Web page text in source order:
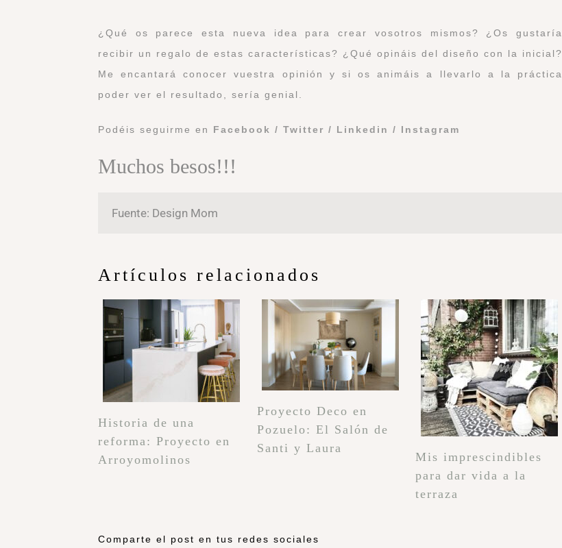
¿Qué os parece esta nueva idea para crear vosotros mismos? ¿Os gustaría
recibir un regalo de estas características? ¿Qué opináis del diseño con la inicial?
Me encantará conocer vuestra opinión y si os animáis a llevarlo a la práctica
poder ver el resultado, sería genial.
Podéis seguirme en Facebook / Twitter / Linkedin / Instagram
Muchos besos!!!
Fuente: Design Mom
Artículos relacionados
Historia de una
reforma: Proyecto en
Arroyomolinos
Proyecto Deco en
Pozuelo: El Salón de
Santi y Laura
Mis imprescindibles
para dar vida a la
terraza
Comparte el post en tus redes sociales